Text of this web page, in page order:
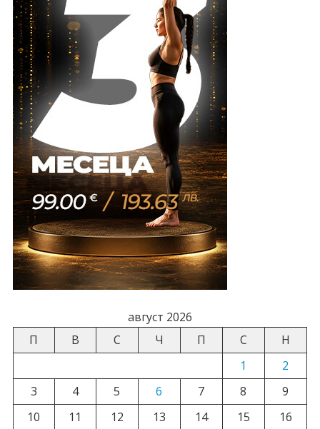
август 2026
П
В С Ч П С
Н
1
2
3
4 5 6 7 8
9
10
11 12 13 14 15
16